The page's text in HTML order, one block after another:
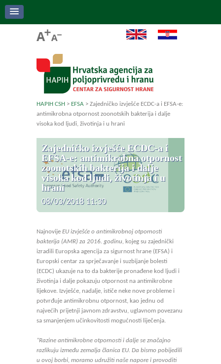
HAPIH CSH > EFSA > Zajedničko izvješće ECDC-a i EFSA-e:
antimikrobna otpornost zoonotskih bakterija i dalje
visoka kod ljudi, životinja i u hrani
Zajedničko izvješće ECDC-a i
EFSA-e: antimikrobna otpornost
zoonotskih bakterija i dalje
visoka kod ljudi, životinja i u
hrani
08/03/2018 11:30
Najnovije EU izvješće o antimikrobnoj otpornosti
bakterija (AMR) za 2016. godinu, kojeg su zajednički
izradili Europska agencija za sigurnost hrane (EFSA) i
Europski centar za sprječavanje i suzbijanje bolesti
(ECDC) ukazuje na to da bakterije pronađene kod ljudi i
životinja i dalje pokazuju otpornost na antimikrobne
lijekove. Izvješće, nadalje, ističe neke nove probleme i
potvrđuje antimikrobnu otpornost, kao jednu od
najvećih prijetnji javnom zdravstvu, uglavnom povezanu
sa smanjenjem učinkovitosti mogućnosti liječenja.
“Razine antimikrobne otpornosti i dalje se značajno
razlikuju između zemalja članica EU. Da bismo pobijedili
u ovoj borbi, moramo udružiti naše napore i provoditi